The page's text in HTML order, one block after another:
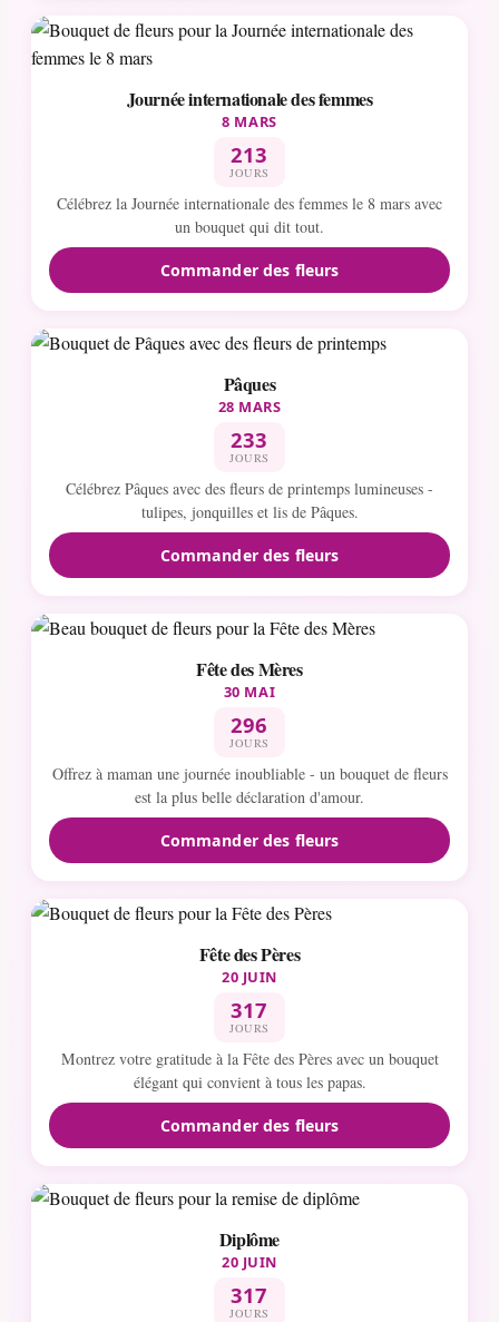
Journée internationale des femmes
8 MARS
213
JOURS
Célébrez la Journée internationale des femmes le 8 mars avec
un bouquet qui dit tout.
Commander des fleurs
Pâques
28 MARS
233
JOURS
Célébrez Pâques avec des fleurs de printemps lumineuses -
tulipes, jonquilles et lis de Pâques.
Commander des fleurs
Fête des Mères
30 MAI
296
JOURS
Offrez à maman une journée inoubliable - un bouquet de fleurs
est la plus belle déclaration d'amour.
Commander des fleurs
Fête des Pères
20 JUIN
317
JOURS
Montrez votre gratitude à la Fête des Pères avec un bouquet
élégant qui convient à tous les papas.
Commander des fleurs
Diplôme
20 JUIN
317
JOURS